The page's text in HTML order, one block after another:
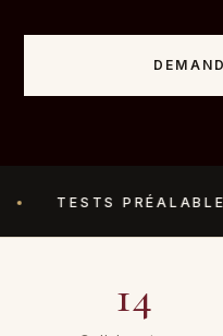
TESTS PRÉALABLES
14